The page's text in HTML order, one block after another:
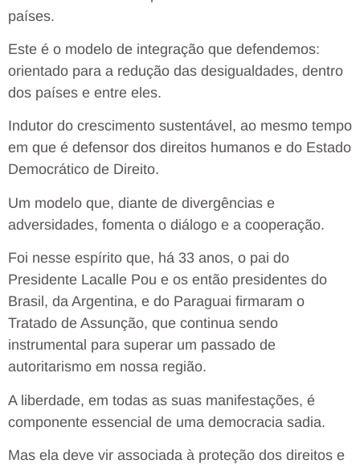
países.
Este é o modelo de integração que defendemos:
orientado para a redução das desigualdades, dentro
dos países e entre eles.
Indutor do crescimento sustentável, ao mesmo tempo
em que é defensor dos direitos humanos e do Estado
Democrático de Direito.
Um modelo que, diante de divergências e
adversidades, fomenta o diálogo e a cooperação.
Foi nesse espírito que, há 33 anos, o pai do
Presidente Lacalle Pou e os então presidentes do
Brasil, da Argentina, e do Paraguai firmaram o
Tratado de Assunção, que continua sendo
instrumental para superar um passado de
autoritarismo em nossa região.
A liberdade, em todas as suas manifestações, é
componente essencial de uma democracia sadia.
Mas ela deve vir associada à proteção dos direitos e